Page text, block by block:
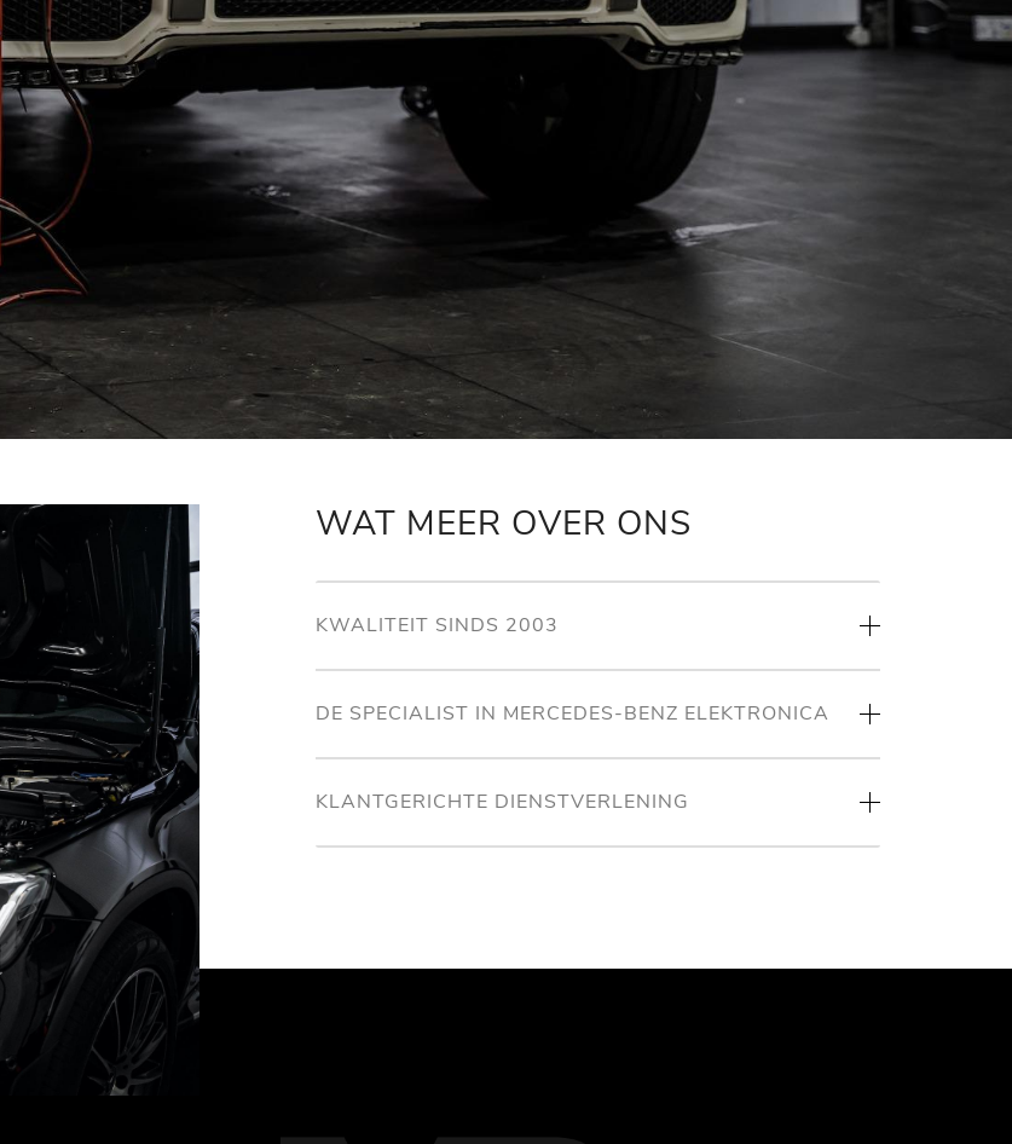
WAT MEER OVER ONS
KWALITEIT SINDS 2003
DE SPECIALIST IN MERCEDES-BENZ ELEKTRONICA
KLANTGERICHTE DIENSTVERLENING